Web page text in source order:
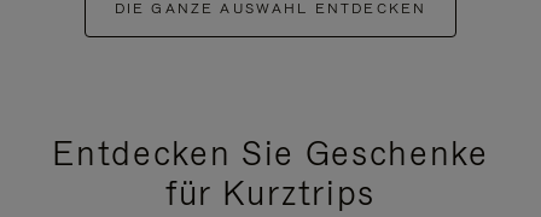
DIE GANZE AUSWAHL ENTDECKEN
Entdecken Sie Geschenke
für Kurztrips